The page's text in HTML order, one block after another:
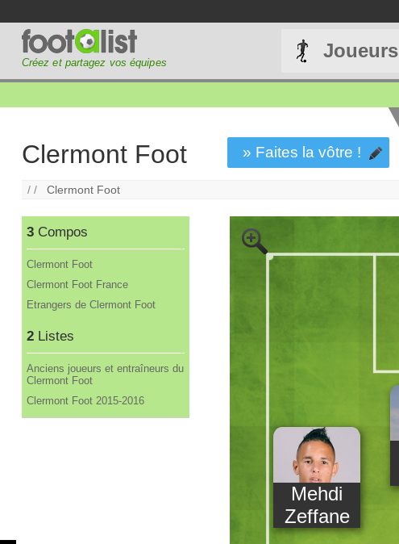
Créez et partagez vos équipes
Joueurs
Clermont Foot » Faites la vôtre !
/ /Clermont Foot
3 Compos
Clermont Foot
Clermont Foot France
Etrangers de Clermont Foot
2 Listes
Anciens joueurs et entraîneurs du
Clermont Foot
Clermont Foot 2015-2016
Mehdi
Zeffane